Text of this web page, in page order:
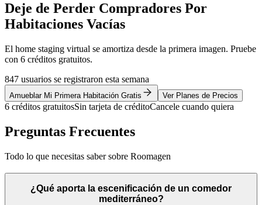
Deje de Perder Compradores Por
Habitaciones Vacías
El home staging virtual se amortiza desde la primera imagen. Pruebe
con 6 créditos gratuitos.
847 usuarios se registraron esta semana
Amueblar Mi Primera Habitación Gratis Ver Planes de Precios
6 créditos gratuitosSin tarjeta de créditoCancele cuando quiera
Preguntas Frecuentes
Todo lo que necesitas saber sobre Roomagen
¿Qué aporta la escenificación de un comedor
mediterráneo?